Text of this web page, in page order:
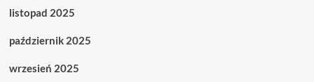
listopad 2025
październik 2025
wrzesień 2025